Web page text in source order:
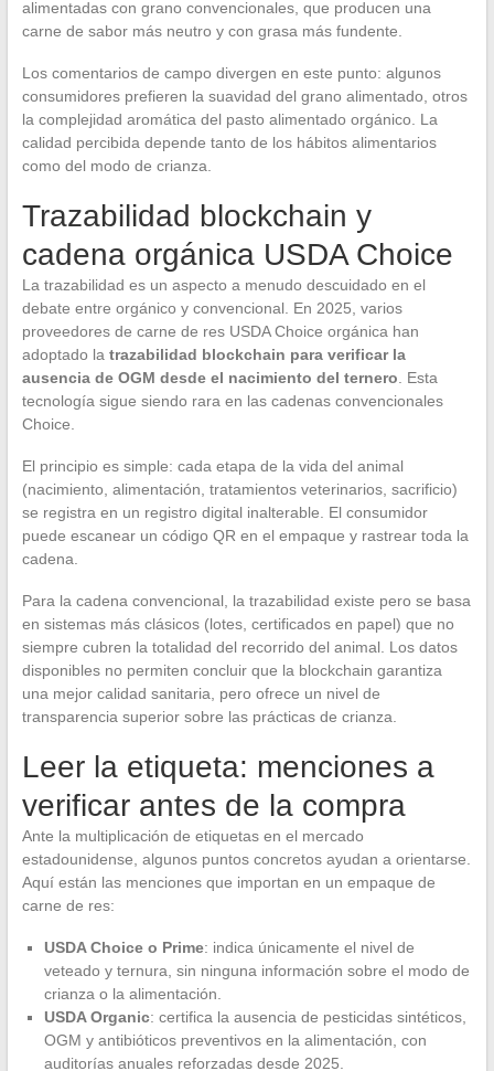
alimentadas con grano convencionales, que producen una
carne de sabor más neutro y con grasa más fundente.
Los comentarios de campo divergen en este punto: algunos
consumidores prefieren la suavidad del grano alimentado, otros
la complejidad aromática del pasto alimentado orgánico. La
calidad percibida depende tanto de los hábitos alimentarios
como del modo de crianza.
Trazabilidad blockchain y
cadena orgánica USDA Choice
La trazabilidad es un aspecto a menudo descuidado en el
debate entre orgánico y convencional. En 2025, varios
proveedores de carne de res USDA Choice orgánica han
adoptado la trazabilidad blockchain para verificar la
ausencia de OGM desde el nacimiento del ternero . Esta
tecnología sigue siendo rara en las cadenas convencionales
Choice.
El principio es simple: cada etapa de la vida del animal
(nacimiento, alimentación, tratamientos veterinarios, sacrificio)
se registra en un registro digital inalterable. El consumidor
puede escanear un código QR en el empaque y rastrear toda la
cadena.
Para la cadena convencional, la trazabilidad existe pero se basa
en sistemas más clásicos (lotes, certificados en papel) que no
siempre cubren la totalidad del recorrido del animal. Los datos
disponibles no permiten concluir que la blockchain garantiza
una mejor calidad sanitaria, pero ofrece un nivel de
transparencia superior sobre las prácticas de crianza.
Leer la etiqueta: menciones a
verificar antes de la compra
Ante la multiplicación de etiquetas en el mercado
estadounidense, algunos puntos concretos ayudan a orientarse.
Aquí están las menciones que importan en un empaque de
carne de res:
USDA Choice o Prime: indica únicamente el nivel de
veteado y ternura, sin ninguna información sobre el modo de
crianza o la alimentación.
USDA Organic: certifica la ausencia de pesticidas sintéticos,
OGM y antibióticos preventivos en la alimentación, con
auditorías anuales reforzadas desde 2025.